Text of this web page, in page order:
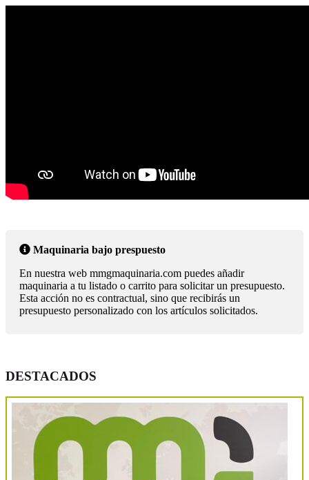
Maquinaria bajo prespuesto
En nuestra web mmgmaquinaria.com puedes añadir
maquinaria a tu listado o carrito para solicitar un presupuesto.
Esta acción no es contractual, sino que recibirás un
presupuesto personalizado con los artículos solicitados.
DESTACADOS